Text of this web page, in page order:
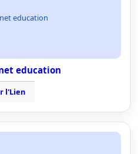
education
education
l'Lien